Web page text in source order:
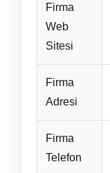
Firma
Web
Sitesi
Firma
Adresi
Firma
Telefon